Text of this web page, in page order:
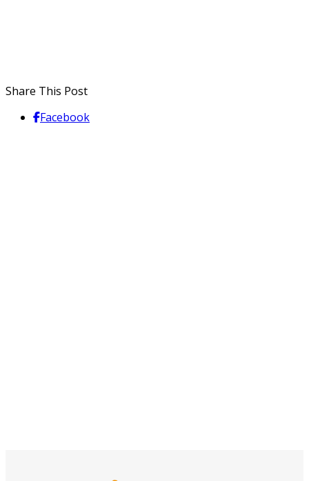
Share This Post
Facebook